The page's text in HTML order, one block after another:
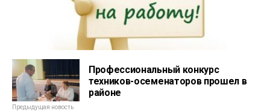
Профессиональный конкурс
техников-осеменаторов прошел в
районе
Предыдущая новость